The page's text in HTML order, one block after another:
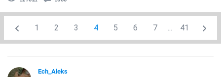
1 2 3 4 5 6 7 ... 41
Ech_Aleks